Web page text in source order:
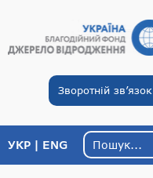
Зворотній зв’язок
УКР ENG